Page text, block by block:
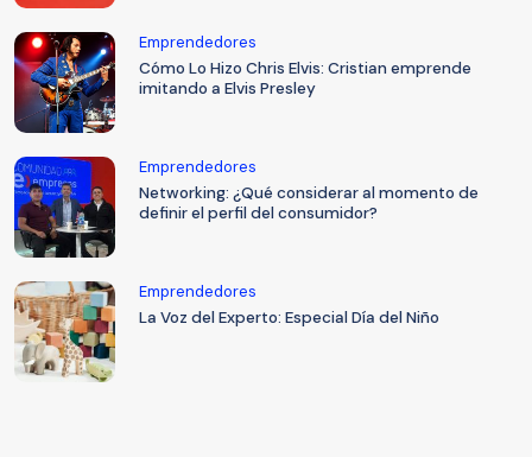
Emprendedores
Cómo Lo Hizo Chris Elvis: Cristian emprende
imitando a Elvis Presley
Emprendedores
Networking: ¿Qué considerar al momento de
definir el perfil del consumidor?
Emprendedores
La Voz del Experto: Especial Día del Niño